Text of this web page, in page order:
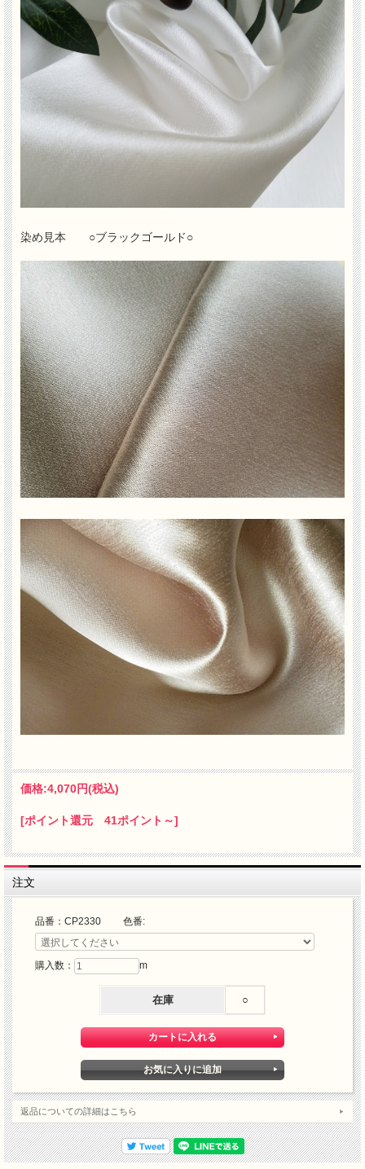
染め見本 ○ブラックゴールド○
価格:4,070円(税込)
[ポイント還元 41ポイント～]
注文
品番：CP2330 色番:
購入数： m
在庫 ○
返品についての詳細はこちら